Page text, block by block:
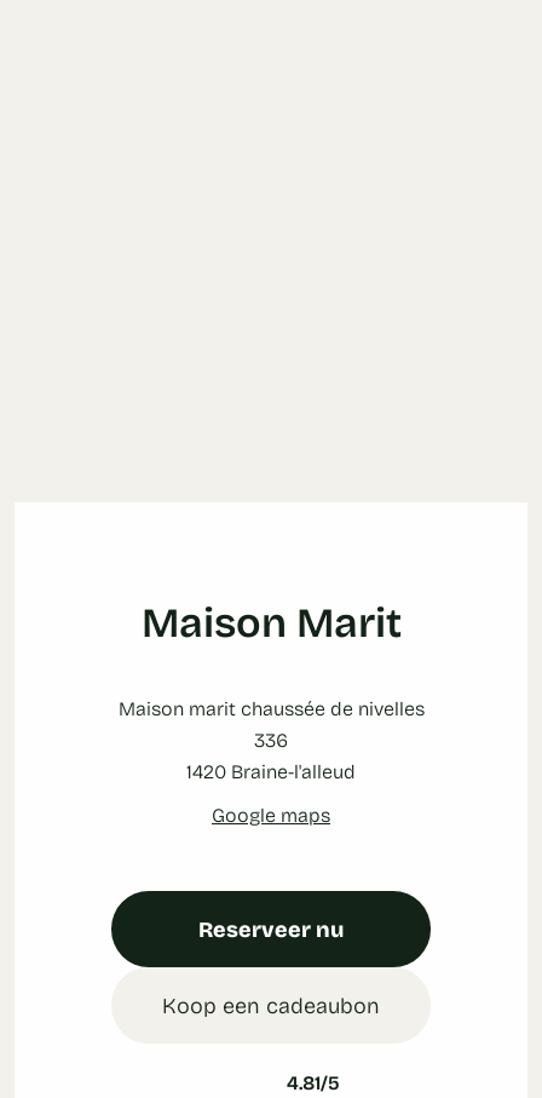
Maison Marit
Maison marit chaussée de nivelles
336
1420 Braine-l'alleud
Google maps
Reserveer nu
Koop een cadeaubon
4.81/5